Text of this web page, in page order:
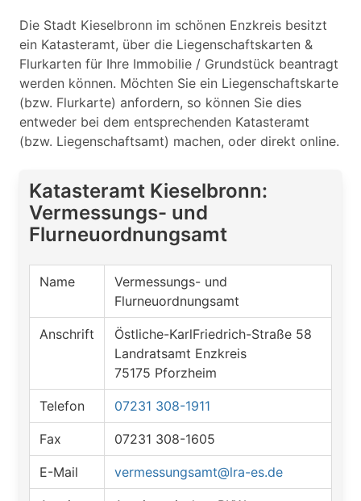
Die Stadt Kieselbronn im schönen Enzkreis besitzt
ein Katasteramt, über die Liegenschaftskarten &
Flurkarten für Ihre Immobilie / Grundstück beantragt
werden können. Möchten Sie ein Liegenschaftskarte
(bzw. Flurkarte) anfordern, so können Sie dies
entweder bei dem entsprechenden Katasteramt
(bzw. Liegenschaftsamt) machen, oder direkt online.
Katasteramt Kieselbronn:
Vermessungs- und
Flurneuordnungsamt
Name
Vermessungs- und
Flurneuordnungsamt
Anschrift
Östliche-KarlFriedrich-Straße 58
Landratsamt Enzkreis
75175 Pforzheim
Telefon 07231 308-1911
Fax 07231 308-1605
E-Mail vermessungsamt@lra-es.de